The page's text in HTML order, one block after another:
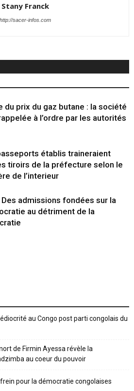
Stany Franck
http://sacer-infos.com
du prix du gaz butane : la société
à l’ordre par les autorités
établis traineraient
tiroirs de la préfecture selon le
de l’interieur
Des admissions fondées sur la
au détriment de la
au Congo post parti congolais du
de Firmin Ayessa révèle la
au coeur du pouvoir
pour la démocratie congolaises